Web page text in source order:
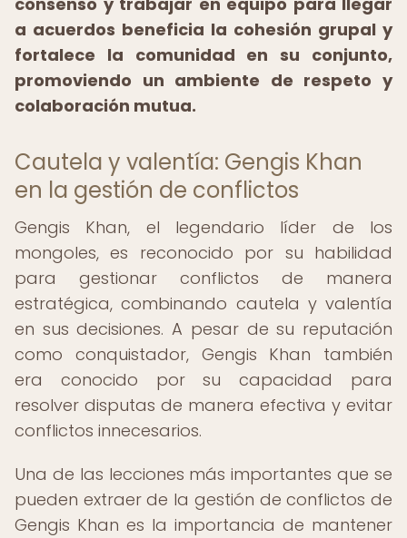
a acuerdos beneficia la cohesión grupal y
fortalece la comunidad en su conjunto,
promoviendo un ambiente de respeto y
colaboración mutua.
Cautela y valentía: Gengis Khan
en la gestión de conflictos
Gengis Khan, el legendario líder de los
mongoles, es reconocido por su habilidad
para gestionar conflictos de manera
estratégica, combinando cautela y valentía
en sus decisiones. A pesar de su reputación
como conquistador, Gengis Khan también
era conocido por su capacidad para
resolver disputas de manera efectiva y evitar
conflictos innecesarios.
Una de las lecciones más importantes que se
pueden extraer de la gestión de conflictos de
Gengis Khan es la importancia de mantener